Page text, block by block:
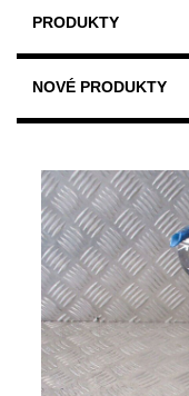
PRODUKTY
NOVÉ PRODUKTY